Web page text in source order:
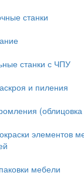
станки
станки с ЧПУ
и пиления
(облицовка
элементов
мебели